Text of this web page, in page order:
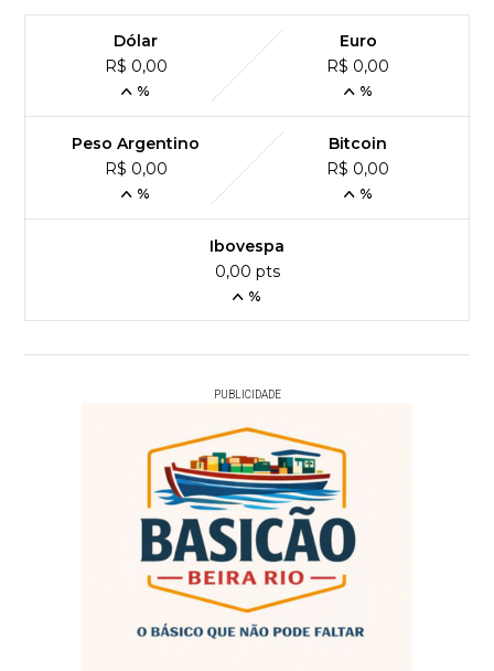
Dólar
R$ 0,00
%
Euro
R$ 0,00
%
Peso Argentino
R$ 0,00
%
Bitcoin
R$ 0,00
%
Ibovespa
0,00 pts
%
PUBLICIDADE